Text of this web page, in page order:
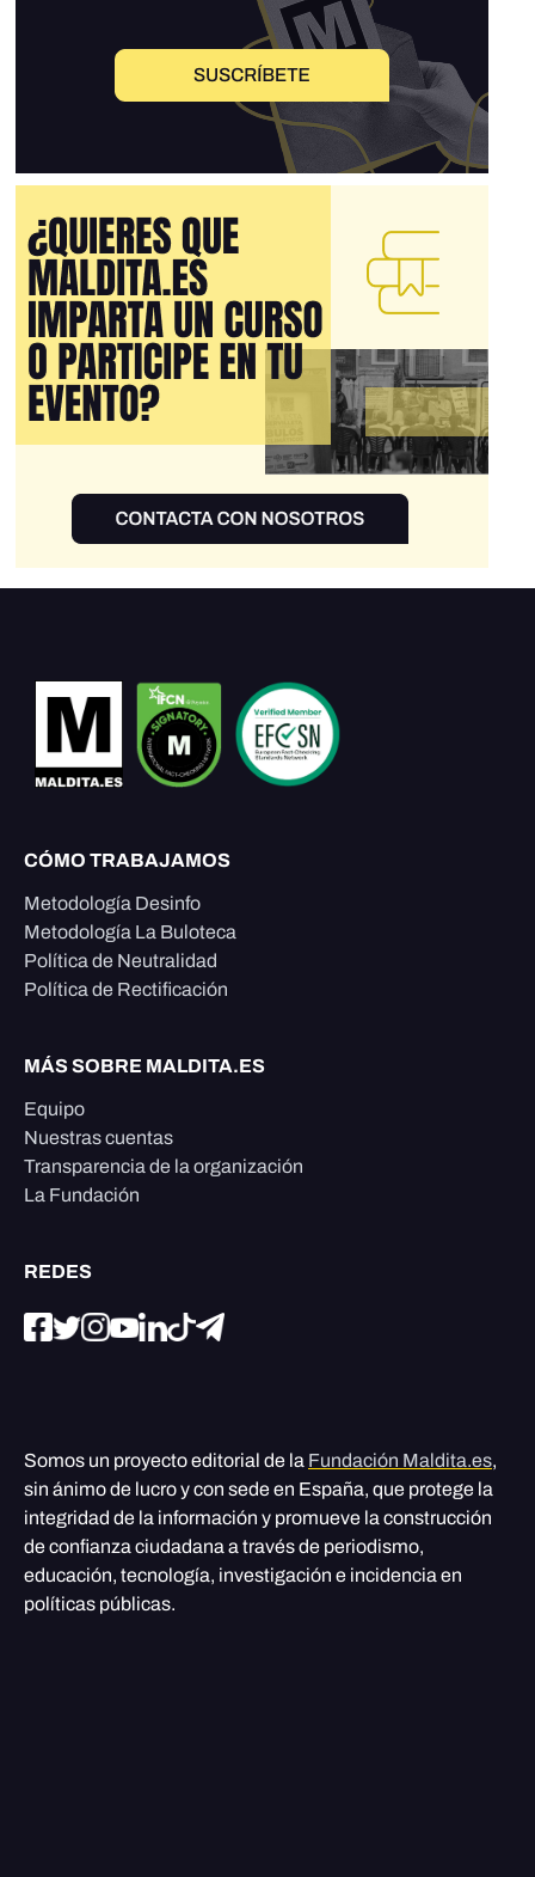
CÓMO TRABAJAMOS
Metodología Desinfo
Metodología La Buloteca
Política de Neutralidad
Política de Rectificación
MÁS SOBRE MALDITA.ES
Equipo
Nuestras cuentas
Transparencia de la organización
La Fundación
REDES
Somos un proyecto editorial de la Fundación Maldita.es,
sin ánimo de lucro y con sede en España, que protege la
integridad de la información y promueve la construcción
de confianza ciudadana a través de periodismo,
educación, tecnología, investigación e incidencia en
políticas públicas.